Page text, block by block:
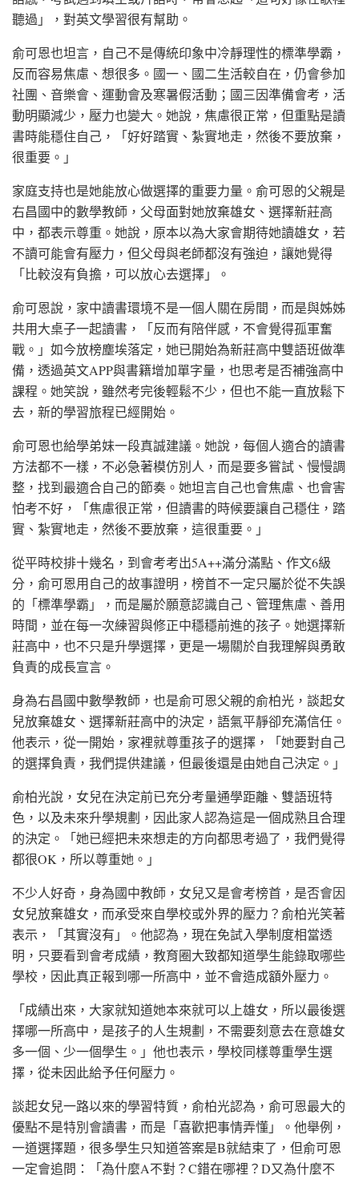
聽過」，對英文學習很有幫助。
俞可恩也坦言，自己不是傳統印象中冷靜理性的標準學霸，
反而容易焦慮、想很多。國一、國二生活較自在，仍會參加
社團、音樂會、運動會及寒暑假活動；國三因準備會考，活
動明顯減少，壓力也變大。她說，焦慮很正常，但重點是讀
書時能穩住自己，「好好踏實、紮實地走，然後不要放棄，
很重要。」
家庭支持也是她能放心做選擇的重要力量。俞可恩的父親是
右昌國中的數學教師，父母面對她放棄雄女、選擇新莊高
中，都表示尊重。她說，原本以為大家會期待她讀雄女，若
不讀可能會有壓力，但父母與老師都沒有強迫，讓她覺得
「比較沒有負擔，可以放心去選擇」。
俞可恩說，家中讀書環境不是一個人關在房間，而是與姊姊
共用大桌子一起讀書，「反而有陪伴感，不會覺得孤軍奮
戰。」如今放榜塵埃落定，她已開始為新莊高中雙語班做準
備，透過英文APP與書籍增加單字量，也思考是否補強高中
課程。她笑說，雖然考完後輕鬆不少，但也不能一直放鬆下
去，新的學習旅程已經開始。
俞可恩也給學弟妹一段真誠建議。她說，每個人適合的讀書
方法都不一樣，不必急著模仿別人，而是要多嘗試、慢慢調
整，找到最適合自己的節奏。她坦言自己也會焦慮、也會害
怕考不好，「焦慮很正常，但讀書的時候要讓自己穩住，踏
實、紮實地走，然後不要放棄，這很重要。」
從平時校排十幾名，到會考考出5A++滿分滿點、作文6級
分，俞可恩用自己的故事證明，榜首不一定只屬於從不失誤
的「標準學霸」，而是屬於願意認識自己、管理焦慮、善用
時間，並在每一次練習與修正中穩穩前進的孩子。她選擇新
莊高中，也不只是升學選擇，更是一場關於自我理解與勇敢
負責的成長宣言。
身為右昌國中數學教師，也是俞可恩父親的俞柏光，談起女
兒放棄雄女、選擇新莊高中的決定，語氣平靜卻充滿信任。
他表示，從一開始，家裡就尊重孩子的選擇，「她要對自己
的選擇負責，我們提供建議，但最後還是由她自己決定。」
俞柏光說，女兒在決定前已充分考量通學距離、雙語班特
色，以及未來升學規劃，因此家人認為這是一個成熟且合理
的決定。「她已經把未來想走的方向都思考過了，我們覺得
都很OK，所以尊重她。」
不少人好奇，身為國中教師，女兒又是會考榜首，是否會因
女兒放棄雄女，而承受來自學校或外界的壓力？俞柏光笑著
表示，「其實沒有」。他認為，現在免試入學制度相當透
明，只要看到會考成績，教育圈大致都知道學生能錄取哪些
學校，因此真正報到哪一所高中，並不會造成額外壓力。
「成績出來，大家就知道她本來就可以上雄女，所以最後選
擇哪一所高中，是孩子的人生規劃，不需要刻意去在意雄女
多一個、少一個學生。」他也表示，學校同樣尊重學生選
擇，從未因此給予任何壓力。
談起女兒一路以來的學習特質，俞柏光認為，俞可恩最大的
優點不是特別會讀書，而是「喜歡把事情弄懂」。他舉例，
一道選擇題，很多學生只知道答案是B就結束了，但俞可恩
一定會追問：「為什麼A不對？C錯在哪裡？D又為什麼不